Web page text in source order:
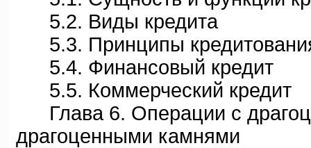
5.2. Виды кредита
5.3. Принципы
5.4. Финансовый кредит
5.5. Коммерческий кредит
Глава 6. Операции с
драгоценными камнями